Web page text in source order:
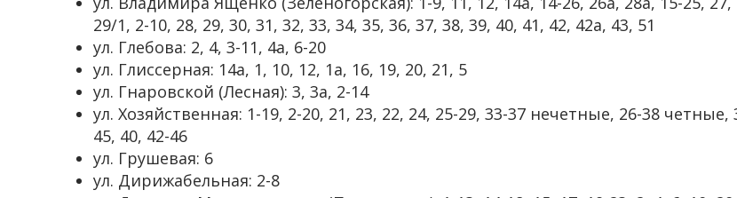
29/1, 2-10, 28, 29, 30, 31, 32, 33, 34, 35, 36, 37, 38, 39, 40, 41, 42, 42а, 43, 51
ул. Глебова: 2, 4, 3-11, 4а, 6-20
ул. Глиссерная: 14а, 1, 10, 12, 1а, 16, 19, 20, 21, 5
ул. Гнаровской (Лесная): 3, 3а, 2-14
ул. Хозяйственная: 1-19, 2-20, 21, 23, 22, 24, 25-29, 33-37 нечетные, 26-38 четные,
45, 40, 42-46
ул. Грушевая: 6
ул. Дирижабельная: 2-8